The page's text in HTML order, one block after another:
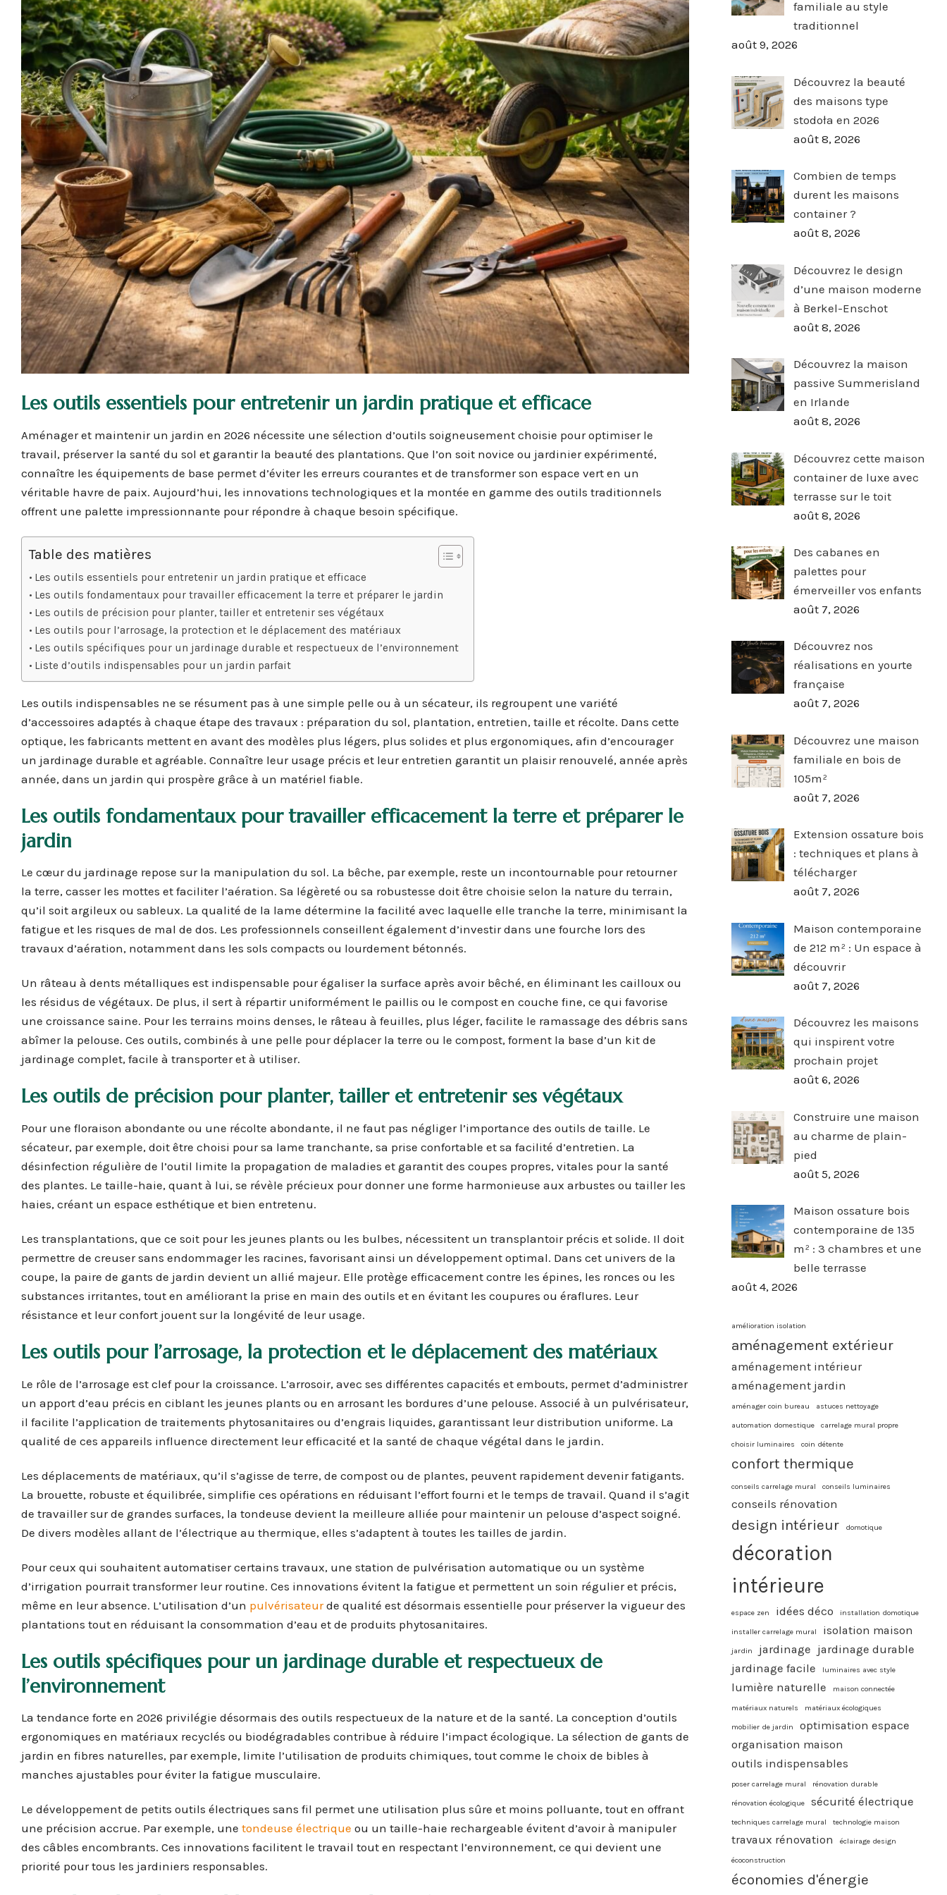
Les outils essentiels pour entretenir un jardin pratique et efficace
Aménager et maintenir un jardin en 2026 nécessite une sélection d’outils soigneusement choisie pour optimiser le
travail, préserver la santé du sol et garantir la beauté des plantations. Que l’on soit novice ou jardinier expérimenté,
connaître les équipements de base permet d’éviter les erreurs courantes et de transformer son espace vert en un
véritable havre de paix. Aujourd’hui, les innovations technologiques et la montée en gamme des outils traditionnels
offrent une palette impressionnante pour répondre à chaque besoin spécifique.
Table des matières
Les outils essentiels pour entretenir un jardin pratique et efficace
Les outils fondamentaux pour travailler efficacement la terre et préparer le jardin
Les outils de précision pour planter, tailler et entretenir ses végétaux
Les outils pour l’arrosage, la protection et le déplacement des matériaux
Les outils spécifiques pour un jardinage durable et respectueux de l’environnement
Liste d’outils indispensables pour un jardin parfait
Les outils indispensables ne se résument pas à une simple pelle ou à un sécateur, ils regroupent une variété
d’accessoires adaptés à chaque étape des travaux : préparation du sol, plantation, entretien, taille et récolte. Dans cette
optique, les fabricants mettent en avant des modèles plus légers, plus solides et plus ergonomiques, afin d’encourager
un jardinage durable et agréable. Connaître leur usage précis et leur entretien garantit un plaisir renouvelé, année après
année, dans un jardin qui prospère grâce à un matériel fiable.
Les outils fondamentaux pour travailler efficacement la terre et préparer le
jardin
Le cœur du jardinage repose sur la manipulation du sol. La bêche, par exemple, reste un incontournable pour retourner
la terre, casser les mottes et faciliter l’aération. Sa légèreté ou sa robustesse doit être choisie selon la nature du terrain,
qu’il soit argileux ou sableux. La qualité de la lame détermine la facilité avec laquelle elle tranche la terre, minimisant la
fatigue et les risques de mal de dos. Les professionnels conseillent également d’investir dans une fourche lors des
travaux d’aération, notamment dans les sols compacts ou lourdement bétonnés.
Un râteau à dents métalliques est indispensable pour égaliser la surface après avoir bêché, en éliminant les cailloux ou
les résidus de végétaux. De plus, il sert à répartir uniformément le paillis ou le compost en couche fine, ce qui favorise
une croissance saine. Pour les terrains moins denses, le râteau à feuilles, plus léger, facilite le ramassage des débris sans
abîmer la pelouse. Ces outils, combinés à une pelle pour déplacer la terre ou le compost, forment la base d’un kit de
jardinage complet, facile à transporter et à utiliser.
Les outils de précision pour planter, tailler et entretenir ses végétaux
Pour une floraison abondante ou une récolte abondante, il ne faut pas négliger l’importance des outils de taille. Le
sécateur, par exemple, doit être choisi pour sa lame tranchante, sa prise confortable et sa facilité d’entretien. La
désinfection régulière de l’outil limite la propagation de maladies et garantit des coupes propres, vitales pour la santé
des plantes. Le taille-haie, quant à lui, se révèle précieux pour donner une forme harmonieuse aux arbustes ou tailler les
haies, créant un espace esthétique et bien entretenu.
Les transplantations, que ce soit pour les jeunes plants ou les bulbes, nécessitent un transplantoir précis et solide. Il doit
permettre de creuser sans endommager les racines, favorisant ainsi un développement optimal. Dans cet univers de la
coupe, la paire de gants de jardin devient un allié majeur. Elle protège efficacement contre les épines, les ronces ou les
substances irritantes, tout en améliorant la prise en main des outils et en évitant les coupures ou éraflures. Leur
résistance et leur confort jouent sur la longévité de leur usage.
Les outils pour l’arrosage, la protection et le déplacement des matériaux
Le rôle de l’arrosage est clef pour la croissance. L’arrosoir, avec ses différentes capacités et embouts, permet d’administrer
un apport d’eau précis en ciblant les jeunes plants ou en arrosant les bordures d’une pelouse. Associé à un pulvérisateur,
il facilite l’application de traitements phytosanitaires ou d’engrais liquides, garantissant leur distribution uniforme. La
qualité de ces appareils influence directement leur efficacité et la santé de chaque végétal dans le jardin.
Les déplacements de matériaux, qu’il s’agisse de terre, de compost ou de plantes, peuvent rapidement devenir fatigants.
La brouette, robuste et équilibrée, simplifie ces opérations en réduisant l’effort fourni et le temps de travail. Quand il s’agit
de travailler sur de grandes surfaces, la tondeuse devient la meilleure alliée pour maintenir un pelouse d’aspect soigné.
De divers modèles allant de l’électrique au thermique, elles s’adaptent à toutes les tailles de jardin.
Pour ceux qui souhaitent automatiser certains travaux, une station de pulvérisation automatique ou un système
d’irrigation pourrait transformer leur routine. Ces innovations évitent la fatigue et permettent un soin régulier et précis,
même en leur absence. L’utilisation d’un pulvérisateurde qualité est désormais essentielle pour préserver la vigueur des
plantations tout en réduisant la consommation d’eau et de produits phytosanitaires.
Les outils spécifiques pour un jardinage durable et respectueux de
l’environnement
La tendance forte en 2026 privilégie désormais des outils respectueux de la nature et de la santé. La conception d’outils
ergonomiques en matériaux recyclés ou biodégradables contribue à réduire l’impact écologique. La sélection de gants de
jardin en fibres naturelles, par exemple, limite l’utilisation de produits chimiques, tout comme le choix de bibles à
manches ajustables pour éviter la fatigue musculaire.
Le développement de petits outils électriques sans fil permet une utilisation plus sûre et moins polluante, tout en offrant
une précision accrue. Par exemple, une tondeuse électrique ou un taille-haie rechargeable évitent d’avoir à manipuler
des câbles encombrants. Ces innovations facilitent le travail tout en respectant l’environnement, ce qui devient une
priorité pour tous les jardiniers responsables.
familiale au style
traditionnel
août 9, 2026
Découvrez la beauté
des maisons type
stodoła en 2026
août 8, 2026
Combien de temps
durent les maisons
container ?
août 8, 2026
Découvrez le design
d’une maison moderne
à Berkel-Enschot
août 8, 2026
Découvrez la maison
passive Summerisland
en Irlande
août 8, 2026
Découvrez cette maison
container de luxe avec
terrasse sur le toit
août 8, 2026
Des cabanes en
palettes pour
émerveiller vos enfants
août 7, 2026
Découvrez nos
réalisations en yourte
française
août 7, 2026
Découvrez une maison
familiale en bois de
105m²
août 7, 2026
Extension ossature bois
: techniques et plans à
télécharger
août 7, 2026
Maison contemporaine
de 212 m² : Un espace à
découvrir
août 7, 2026
Découvrez les maisons
qui inspirent votre
prochain projet
août 6, 2026
Construire une maison
au charme de plain-
pied
août 5, 2026
Maison ossature bois
contemporaine de 135
m² : 3 chambres et une
belle terrasse
août 4, 2026
amélioration isolation
aménagement extérieur
aménagement intérieur
aménagement jardin
aménager coin bureau astuces nettoyage
automation domestique carrelage mural propre
choisir luminaires coin détente
confort thermique
conseils carrelage mural conseils luminaires
conseils rénovation
design intérieur domotique
décoration
intérieure
espace zen idées déco installation domotique
installer carrelage mural isolation maison
jardin jardinage jardinage durable
jardinage facile
luminaires avec style
lumière naturelle maison connectée
matériaux naturels matériaux écologiques
mobilier de jardin
optimisation espace
organisation maison
outils indispensables
poser carrelage mural rénovation durable
rénovation écologique sécurité électrique
techniques carrelage mural technologie maison
travaux rénovation éclairage design
écoconstruction
économies d'énergie